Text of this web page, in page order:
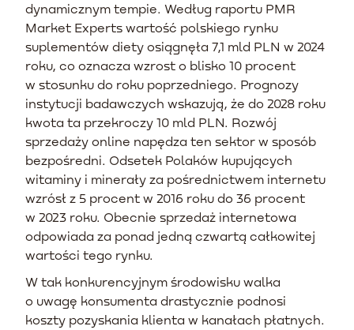
dynamicznym tempie. Według raportu PMR
Market Experts wartość polskiego rynku
suplementów diety osiągnęła 7,1 mld PLN w 2024
roku, co oznacza wzrost o blisko 10 procent
w stosunku do roku poprzedniego. Prognozy
instytucji badawczych wskazują, że do 2028 roku
kwota ta przekroczy 10 mld PLN. Rozwój
sprzedaży online napędza ten sektor w sposób
bezpośredni. Odsetek Polaków kupujących
witaminy i minerały za pośrednictwem internetu
wzrósł z 5 procent w 2016 roku do 36 procent
w 2023 roku. Obecnie sprzedaż internetowa
odpowiada za ponad jedną czwartą całkowitej
wartości tego rynku.
W tak konkurencyjnym środowisku walka
o uwagę konsumenta drastycznie podnosi
koszty pozyskania klienta w kanałach płatnych.